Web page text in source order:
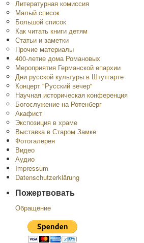
Литературная комиссия
Малый список
Большой список
Как читать книги детям
Статьи и заметки
Прочие материалы
400-летие дома Романовых
Мероприятия Германской епархии
Дни русской культуры в Штутгарте
Концерт "Русский вечер"
Научная историческая конференция
Богослужение на Ротенберг
Акафист
Экспозиция в храме
Выставка в Старом Замке
Фотогалерея
Видео
Аудио
Impressum
Datenschutzerklärung
Пожертвовать
Обращение